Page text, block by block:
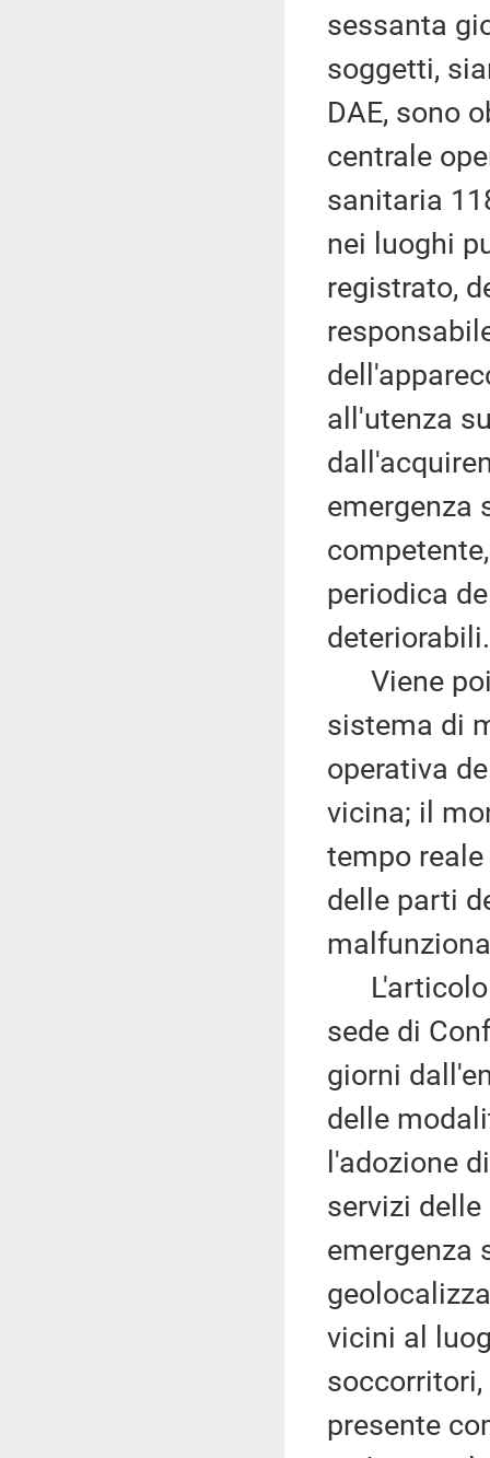
sessanta
soggetti,
DAE, sono
centrale
sanitaria
nei luoghi
registrato,
all'utenza
emergenza
periodica
deteriorabili.
Viene poi
sistema di
operativa
vicina; il
tempo
delle parti
L'articolo
sede di
giorni
delle
l'adozione
servizi
emergenza
vicini al
presente